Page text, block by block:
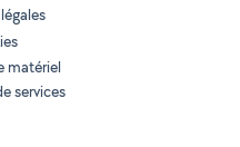
matériel
services